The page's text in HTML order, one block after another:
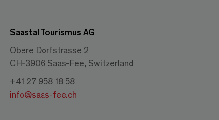
Saastal Tourismus AG
Obere Dorfstrasse 2
CH-3906 Saas-Fee, Switzerland
+41 27 958 18 58
info@saas-fee.ch